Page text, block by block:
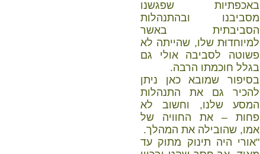
באכפתיות שפגשנו
מסביבנו ובהתנהלות
הסביבתית באשר
למיוחדוּת שלו, שהייתה לא
פשוטה לסביבה אולי גם
בגלל חוכמתו הרבה.
בסיפור שמובא כאן ניתן
להכיר גם את התנהלות
המסע שלנו, וחשוב לא
פחות – את החוויה של
אמו, שהובילה את המהלך.
"אורי היה תינוק מתוק עד